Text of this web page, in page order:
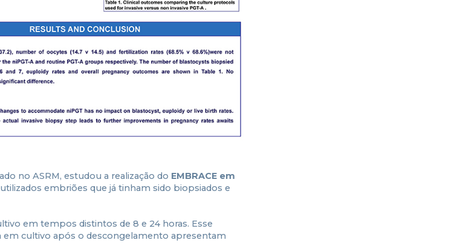
no ASRM, estudou a realização do EMBRACE em
embriões que já tinham sido biopsiados e
em tempos distintos de 8 e 24 horas. Esse
cultivo após o descongelamento apresentam